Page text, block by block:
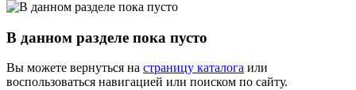
В данном разделе пока пусто
Вы можете вернуться на страницу каталога или
воспользоваться навигацией или поиском по сайту.